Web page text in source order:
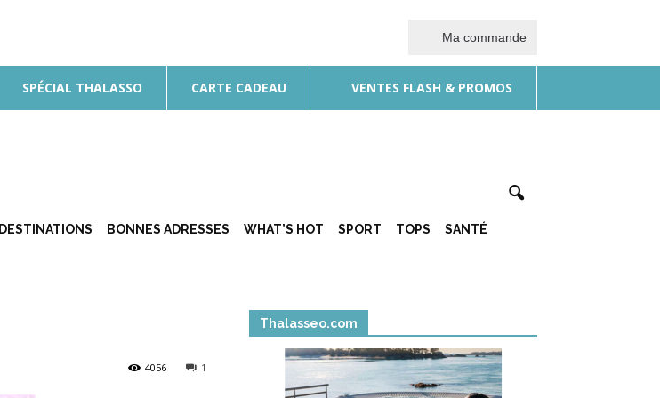
Ma commande
SPÉCIAL THALASSO CARTE CADEAU VENTES FLASH & PROMOS
DESTINATIONS BONNES ADRESSES WHAT’S HOT SPORT TOPS SANTÉ
1
4056
Thalasseo.com